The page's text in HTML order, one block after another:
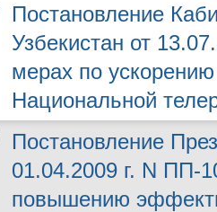
Постановление
Узбекистан от
мерах по
Национальной
Постановление
01.04.2009 г. N ПП-
повышению